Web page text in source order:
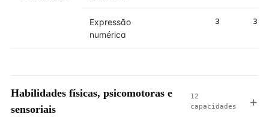
Expressão
numérica
3 3
Habilidades físicas, psicomotoras e
sensoriais
12
capacidades